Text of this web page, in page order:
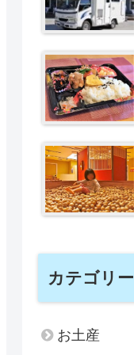
カテゴリー
お土産